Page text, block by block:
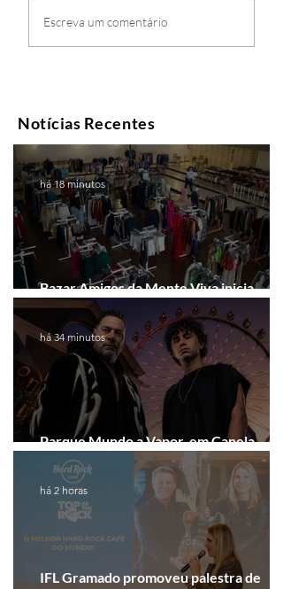
Escreva um comentário
Notícias Recentes
Bazar Amigos da Mente Viva inicia
arrecadação em Gramado e Canela
há 18 minutos
Parque Mundo a Vapor, em Canela,
recebe festival eletrônico em agosto
há 34 minutos
IFL Gramado promoveu palestra de
há 2 horas